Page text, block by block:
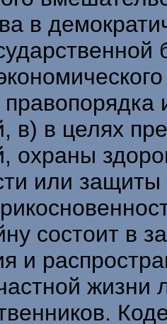
в
в) в целях
охраны
или
состоит в
и
жизни